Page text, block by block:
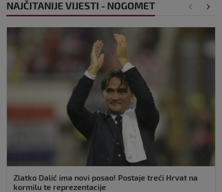
NAJČITANIJE VIJESTI - NOGOMET
Zlatko Dalić ima novi posao! Postaje treći Hrvat na
kormilu te reprezentacije